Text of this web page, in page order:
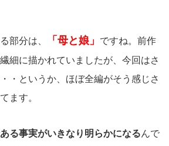
部分は、 「母と娘」
ですね。前作
細に描かれていましたが、今回はさ
・というか、ほぼ全編がそう感じさ
ます。
ある事実がいきなり明らかになるんで